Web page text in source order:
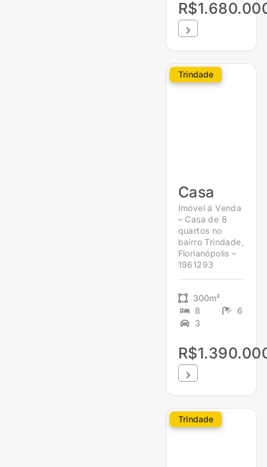
Trindade
Casa
Imóvel á Venda
– Casa de 8
quartos no
bairro Trindade,
Florianópolis –
1961293
300m²
8
6
3
Trindade